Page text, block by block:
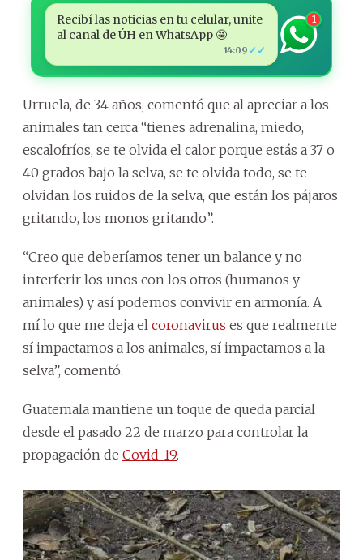
Recibí las noticias en tu celular, unite
al canal de ÚH en WhatsApp 🤩
14:09 ✓✓
1
Urruela, de 34 años, comentó que al apreciar a los
animales tan cerca “tienes adrenalina, miedo,
escalofríos, se te olvida el calor porque estás a 37 o
40 grados bajo la selva, se te olvida todo, se te
olvidan los ruidos de la selva, que están los pájaros
gritando, los monos gritando”.
“Creo que deberíamos tener un balance y no
interferir los unos con los otros (humanos y
animales) y así podemos convivir en armonía. A
mí lo que me deja el coronavirus es que realmente
sí impactamos a los animales, sí impactamos a la
selva”, comentó.
Guatemala mantiene un toque de queda parcial
desde el pasado 22 de marzo para controlar la
propagación de Covid-19.